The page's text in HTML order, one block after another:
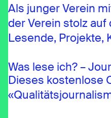
Als junger Verein
der Verein stolz
Lesende, Projekte,
Was lese ich? –
Dieses kostenlose